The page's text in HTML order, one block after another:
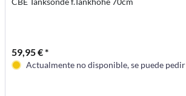
59,95 € *
Actualmente no disponible, se puede pedir